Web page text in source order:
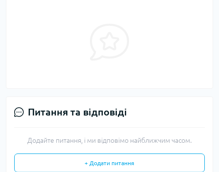
Питання та відповіді
Додайте питання, і ми відповімо найближчим часом.
+ Додати питання